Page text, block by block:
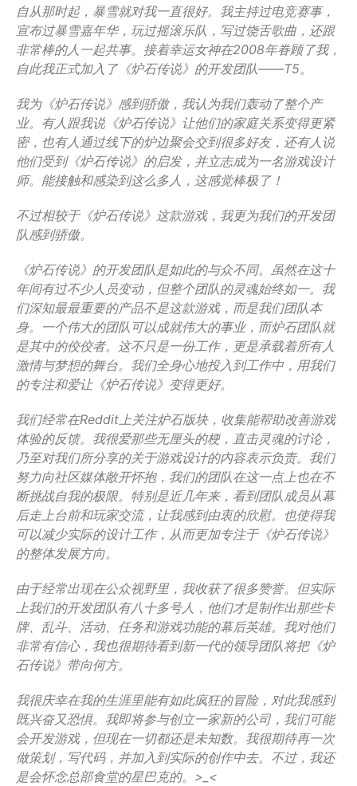
自从那时起，暴雪就对我一直很好。我主持过电竞赛事，
宣布过暴雪嘉年华，玩过摇滚乐队，写过饶舌歌曲，还跟
非常棒的人一起共事。接着幸运女神在2008年眷顾了我，
自此我正式加入了《炉石传说》的开发团队——T5。
我为《炉石传说》感到骄傲，我认为我们轰动了整个产
业。有人跟我说《炉石传说》让他们的家庭关系变得更紧
密，也有人通过线下的炉边聚会交到很多好友，还有人说
他们受到《炉石传说》的启发，并立志成为一名游戏设计
师。能接触和感染到这么多人，这感觉棒极了！
不过相较于《炉石传说》这款游戏，我更为我们的开发团
队感到骄傲。
《炉石传说》的开发团队是如此的与众不同。虽然在这十
年间有过不少人员变动，但整个团队的灵魂始终如一。我
们深知最最重要的产品不是这款游戏，而是我们团队本
身。一个伟大的团队可以成就伟大的事业，而炉石团队就
是其中的佼佼者。这不只是一份工作，更是承载着所有人
激情与梦想的舞台。我们全身心地投入到工作中，用我们
的专注和爱让《炉石传说》变得更好。
我们经常在Reddit上关注炉石版块，收集能帮助改善游戏
体验的反馈。我很爱那些无厘头的梗，直击灵魂的讨论，
乃至对我们所分享的关于游戏设计的内容表示负责。我们
努力向社区媒体敞开怀抱，我们的团队在这一点上也在不
断挑战自我的极限。特别是近几年来，看到团队成员从幕
后走上台前和玩家交流，让我感到由衷的欣慰。也使得我
可以减少实际的设计工作，从而更加专注于《炉石传说》
的整体发展方向。
由于经常出现在公众视野里，我收获了很多赞誉。但实际
上我们的开发团队有八十多号人，他们才是制作出那些卡
牌、乱斗、活动、任务和游戏功能的幕后英雄。我对他们
非常有信心，我也很期待看到新一代的领导团队将把《炉
石传说》带向何方。
我很庆幸在我的生涯里能有如此疯狂的冒险，对此我感到
既兴奋又恐惧。我即将参与创立一家新的公司，我们可能
会开发游戏，但现在一切都还是未知数。我很期待再一次
做策划，写代码，并加入到实际的创作中去。不过，我还
是会怀念总部食堂的星巴克的。>_<